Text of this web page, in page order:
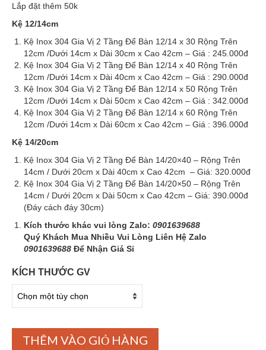
Lắp đặt thêm 50k
Kệ 12/14cm
Kệ Inox 304 Gia Vị 2 Tầng Để Bàn 12/14 x 30 Rộng Trên
12cm /Dưới 14cm x Dài 30cm x Cao 42cm – Giá : 245.000đ
Kệ Inox 304 Gia Vị 2 Tầng Để Bàn 12/14 x 40 Rộng Trên
12cm /Dưới 14cm x Dài 40cm x Cao 42cm – Giá : 290.000đ
Kệ Inox 304 Gia Vị 2 Tầng Để Bàn 12/14 x 50 Rộng Trên
12cm /Dưới 14cm x Dài 50cm x Cao 42cm – Giá : 342.000đ
Kệ Inox 304 Gia Vị 2 Tầng Để Bàn 12/14 x 60 Rộng Trên
12cm /Dưới 14cm x Dài 60cm x Cao 42cm – Giá : 396.000đ
Kệ 14/20cm
Kệ Inox 304 Gia Vị 2 Tầng Để Bàn 14/20×40 – Rộng Trên
14cm / Dưới 20cm x Dài 40cm x Cao 42cm – Giá: 320.000đ
Kệ Inox 304 Gia Vị 2 Tầng Để Bàn 14/20×50 – Rộng Trên
14cm / Dưới 20cm x Dài 50cm x Cao 42cm – Giá: 390.000đ
(Đáy cách đáy 30cm)
Kích thước khác vui lòng Zalo: 0901639688
Quý Khách Mua Nhiều Vui Lòng Liên Hệ Zalo
0901639688 Để Nhận Giá Sỉ
KÍCH THƯỚC GV
THÊM VÀO GIỎ HÀNG